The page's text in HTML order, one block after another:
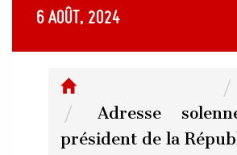
6 août, 2024
Adresse
président de la